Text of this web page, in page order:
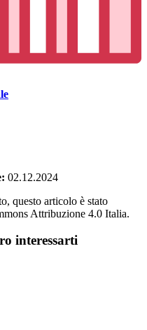
02.12.2024
questo articolo è stato
Attribuzione 4.0 Italia.
interessarti